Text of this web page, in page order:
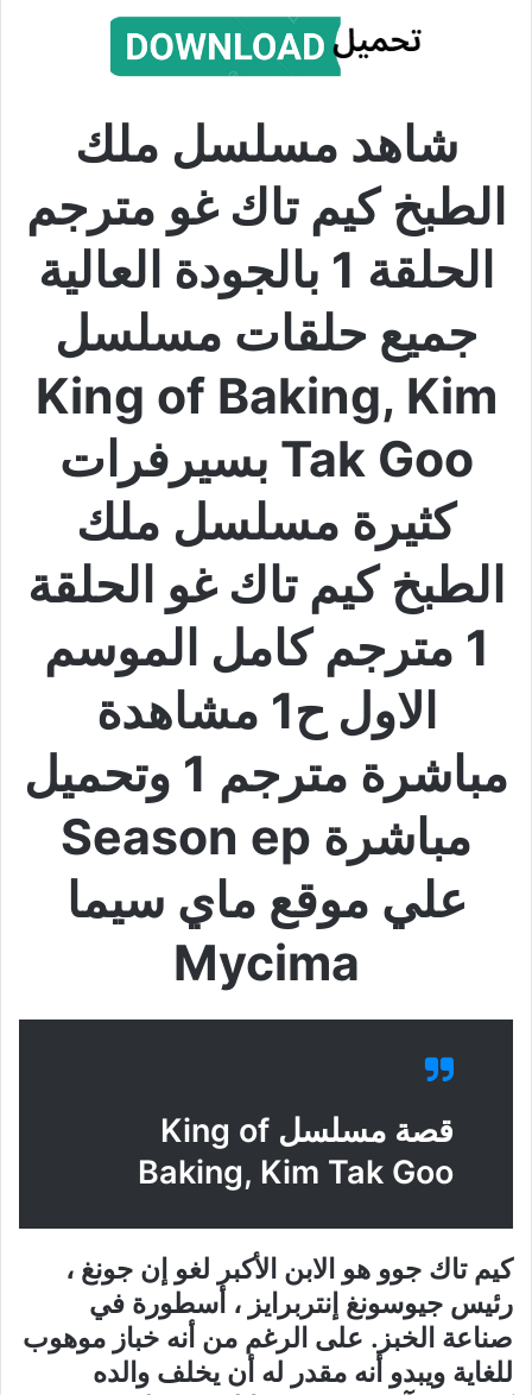
شاهد مسلسل ملك
الطبخ كيم تاك غو مترجم
الحلقة 1 بالجودة العالية
جميع حلقات مسلسل
King of Baking, Kim
Tak Goo بسيرفرات
كثيرة مسلسل ملك
الطبخ كيم تاك غو الحلقة
1 مترجم كامل الموسم
الاول ح1 مشاهدة
مباشرة مترجم 1 وتحميل
مباشرة Season ep
علي موقع ماي سيما
Mycima
قصة مسلسل King of
Baking, Kim Tak Goo
كيم تاك جوو هو الابن الأكبر لغو إن جونغ ،
رئيس جيوسونغ إنتربرايز ، أسطورة في
صناعة الخبز. على الرغم من أنه خباز موهوب
للغاية ويبدو أنه مقدر له أن يخلف والده